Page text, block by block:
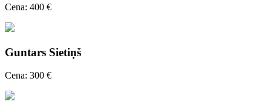
Cena: 400 €
Guntars Sietiņš
Cena: 300 €